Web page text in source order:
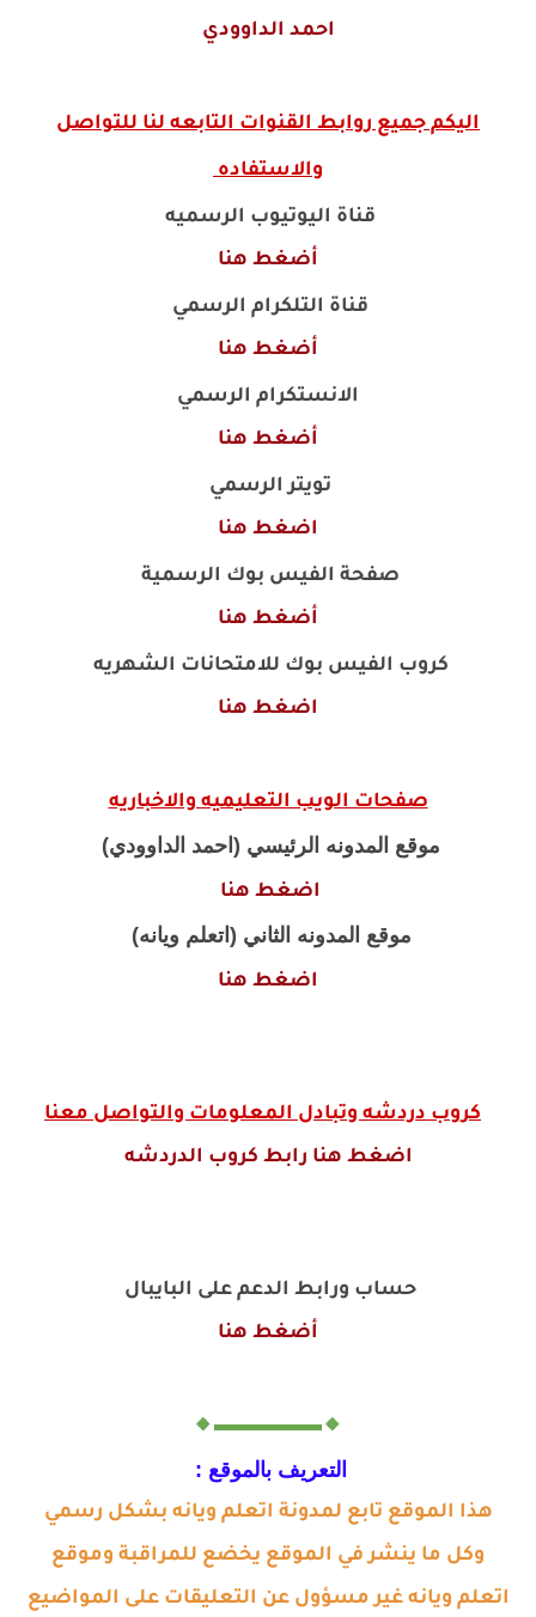
احمد الداوودي
اليكم جميع روابط القنوات التابعه لنا للتواصل
والاستفاده
قناة اليوتيوب الرسميه
أضغط هنا
قناة التلكرام الرسمي
أضغط هنا
الانستكرام الرسمي
أضغط هنا
تويتر الرسمي
اضغط هنا
صفحة الفيس بوك الرسمية
أضغط هنا
كروب الفيس بوك للامتحانات الشهريه
اضغط هنا
صفحات الويب التعليميه والاخباريه
موقع المدونه الرئيسي (احمد الداوودي)
اضغط هنا
موقع المدونه الثاني (اتعلم ويانه)
اضغط هنا
كروب دردشه وتبادل المعلومات والتواصل معنا
اضغط هنا رابط كروب الدردشه
حساب ورابط الدعم على البايبال
أضغط هنا
🔸▬▬▬▬▬🔸
التعريف بالموقع :
هذا الموقع تابع لمدونة اتعلم ويانه بشكل رسمي
وكل ما ينشر في الموقع يخضع للمراقبة وموقع
اتعلم ويانه غير مسؤول عن التعليقات على المواضيع